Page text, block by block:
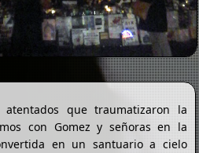
que traumatizaron la
con Gomez y señoras en la
en un santuario a cielo